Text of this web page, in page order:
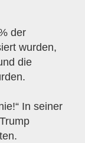
der
wurden,
die
In seiner